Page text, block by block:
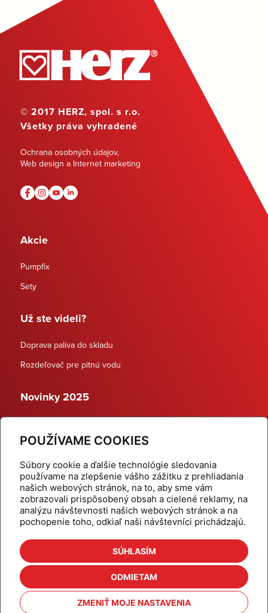
POUŽÍVAME COOKIES
Súbory cookie a ďalšie technológie sledovania
používame na zlepšenie vášho zážitku z prehliadania
našich webových stránok, na to, aby sme vám
zobrazovali prispôsobený obsah a cielené reklamy, na
analýzu návštevnosti našich webových stránok a na
pochopenie toho, odkiaľ naši návštevníci prichádzajú.
SÚHLASÍM
ODMIETAM
ZMENIŤ MOJE NASTAVENIA
© 2017 HERZ, spol. s r.o.
Všetky práva vyhradené
Ochrana osobných údajov,
Web design a Internet marketing
Akcie
Pumpfix
Sety
Už ste videli?
Doprava paliva do skladu
Rozdeľovač pre pitnú vodu
Novinky 2025
Dynamické termostatické ventily
Domov
Produkty
Aktuality
Odber šikovné tipy
Kalkulačky
Cenníky
Na stiahnutie
Referencie
Kontakt